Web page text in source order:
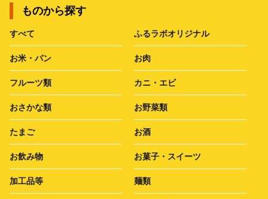
ものから探す
すべて ふるラボオリジナル
お米・パン お肉
フルーツ類 カニ・エビ
おさかな類 お野菜類
たまご お酒
お飲み物 お菓子・スイーツ
加工品等 麺類